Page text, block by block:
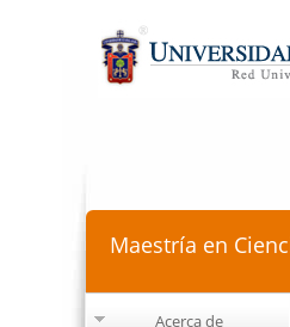
Maestría en
Acerca de